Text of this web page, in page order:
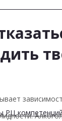
РЦ компетенций